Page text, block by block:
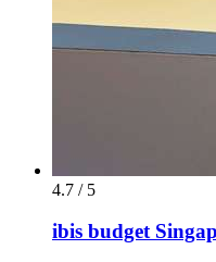
4.7 / 5
ibis budget